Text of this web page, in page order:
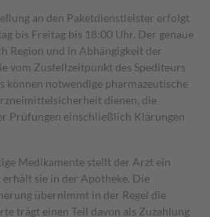
an den Paketdienstleister erfolgt
bis Freitag bis 18:00 Uhr. Der genaue
Region und in Abhängigkeit der
vom Zustellzeitpunkt des Spediteurs
können notwendige pharmazeutische
dienen, die
Prüfungen einschließlich Klärungen
Medikamente stellt der Arzt ein
erhält sie in der Apotheke. Die
übernimmt in der Regel die
trägt einen Teil davon als Zuzahlung